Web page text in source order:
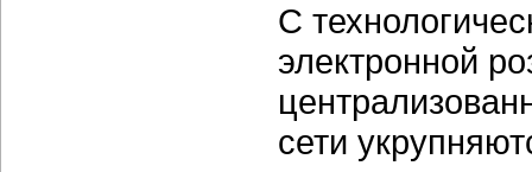
С
электронной
сети